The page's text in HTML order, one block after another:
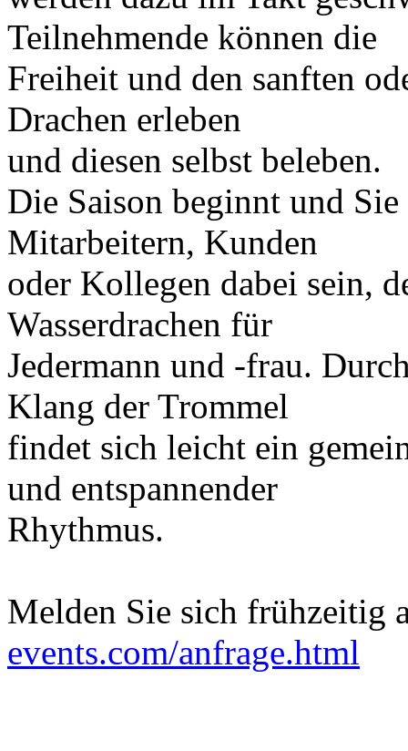
Teilnehmende können die
Freiheit und den sanften
Drachen erleben
und diesen selbst beleben.
Die Saison beginnt und
Mitarbeitern, Kunden
oder Kollegen dabei sein,
Wasserdrachen für
Jedermann und -frau.
Klang der Trommel
findet sich leicht ein
und entspannender
Rhythmus.
Melden Sie sich frühzeitig
events.com/anfrage.html